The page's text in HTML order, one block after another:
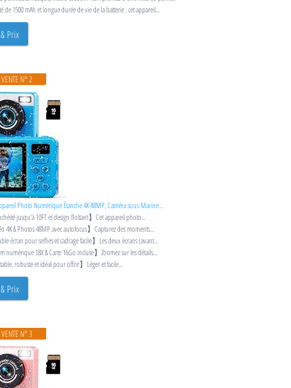
de 1500 mAh et longue durée de vie de la batterie : cet appareil...
Prix
N° 2
Photo Numérique Étanche 4K 48MP, Caméra sous-Marine...
jusqu'à 10FT et design flottant】Cet appareil photo...
4K & Photos 48MP avec autofocus】Capturez des moments...
écran pour selfies et cadrage facile】Les deux écrans (avant...
numérique 18X & Carte 16Go incluse】Zoomez sur les détails...
robuste et idéal pour offrir】Léger et facile...
Prix
N° 3